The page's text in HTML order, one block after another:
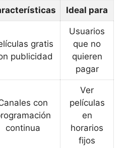
Ideal para
gratis
publicidad
Usuarios
que no
quieren
pagar
con
continua
Ver
películas
en
horarios
fijos